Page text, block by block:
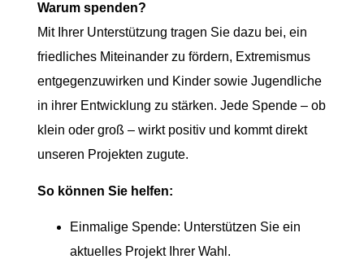
Warum spenden?
Mit Ihrer Unterstützung tragen Sie dazu bei, ein
friedliches Miteinander zu fördern, Extremismus
entgegenzuwirken und Kinder sowie Jugendliche
in ihrer Entwicklung zu stärken. Jede Spende – ob
klein oder groß – wirkt positiv und kommt direkt
unseren Projekten zugute.
So können Sie helfen:
Einmalige Spende: Unterstützen Sie ein
aktuelles Projekt Ihrer Wahl.